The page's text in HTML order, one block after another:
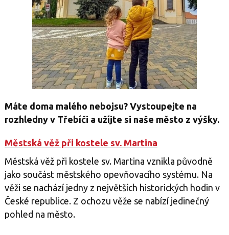
Máte doma malého nebojsu? Vystoupejte na
rozhledny v Třebíči a užíjte si naše město z výšky.
Městská věž při kostele sv. Martina
Městská věž při kostele sv. Martina vznikla původně
jako součást městského opevňovacího systému. Na
věži se nachází jedny z největších historických hodin v
České republice. Z ochozu věže se nabízí jedinečný
pohled na město.